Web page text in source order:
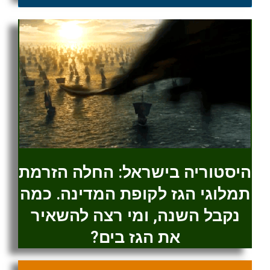
היסטוריה בישראל: החלה הזרמת
תמלוגי הגז לקופת המדינה. כמה
נקבל השנה, ומי רצה להשאיר
את הגז בים?